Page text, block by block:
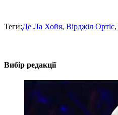
Теги:Де Ла Хойя, Вірджіл Ортіс,
Вибір редакції